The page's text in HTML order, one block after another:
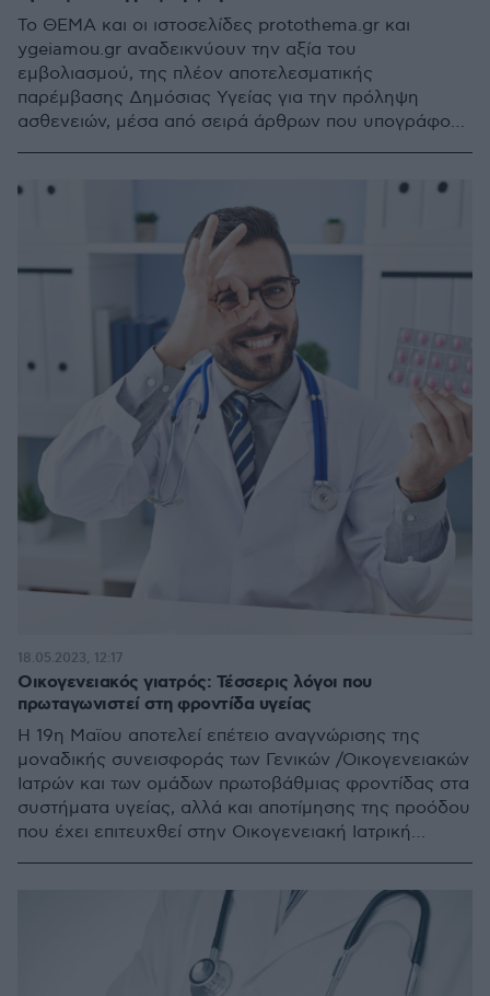
Το ΘΕΜΑ και οι ιστοσελίδες protothema.gr και
ygeiamou.gr αναδεικνύουν την αξία του
εμβολιασμού, της πλέον αποτελεσματικής
παρέμβασης Δημόσιας Υγείας για την πρόληψη
ασθενειών, μέσα από σειρά άρθρων που υπογράφουν
Ιατρού, Αναπληρωτή Καθηγητή Πρωτοβάθμιας
Φροντίδας Υγείας - Ιατρικής Εκπαίδευσης, Τμήμα
Οικογενειακός γιατρός: Τέσσερις λόγοι που
πρωταγωνιστεί στη φροντίδα υγείας
Η 19η Μαϊου αποτελεί επέτειο αναγνώρισης της
μοναδικής συνεισφοράς των Γενικών /Οικογενειακών
Ιατρών και των ομάδων πρωτοβάθμιας φροντίδας στα
συστήματα υγείας, αλλά και αποτίμησης της προόδου
που έχει επιτευχθεί στην Οικογενειακή Ιατρική
18.05.2023, 12:17